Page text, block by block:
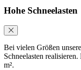
Hohe Schneelasten
Bei vielen Größen
Schneelasten
m².